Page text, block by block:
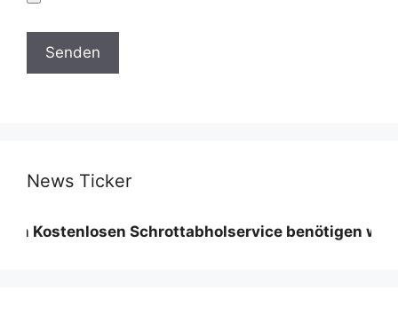
News Ticker
Schrottabholservice benötigen wir eine